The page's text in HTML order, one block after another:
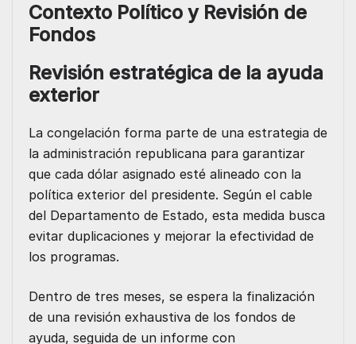
Contexto Político y Revisión de
Fondos
Revisión estratégica de la ayuda
exterior
La congelación forma parte de una estrategia de
la administración republicana para garantizar
que cada dólar asignado esté alineado con la
política exterior del presidente. Según el cable
del Departamento de Estado, esta medida busca
evitar duplicaciones y mejorar la efectividad de
los programas.
Dentro de tres meses, se espera la finalización
de una revisión exhaustiva de los fondos de
ayuda, seguida de un informe con